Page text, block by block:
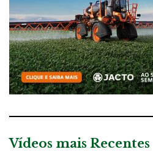
Vídeos mais Recentes